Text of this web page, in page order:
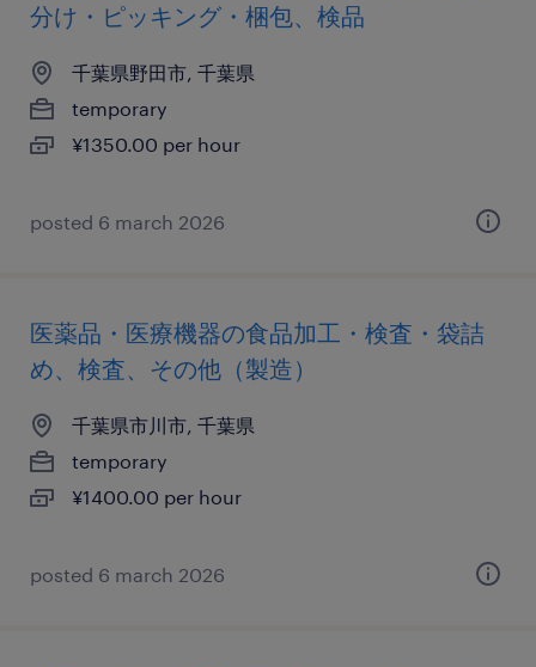
分け・ピッキング・梱包、検品
千葉県野田市, 千葉県
temporary
¥1350.00 per hour
posted 6 march 2026
医薬品・医療機器の食品加工・検査・袋詰
め、検査、その他（製造）
千葉県市川市, 千葉県
temporary
¥1400.00 per hour
posted 6 march 2026